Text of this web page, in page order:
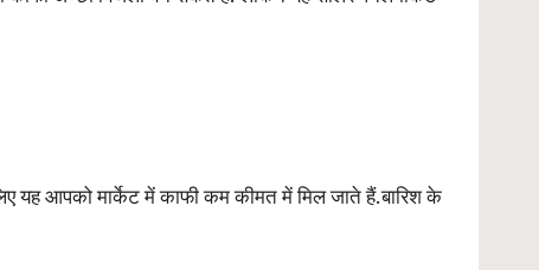
यह आपको मार्केट में काफी कम कीमत में मिल जाते हैं.बारिश के